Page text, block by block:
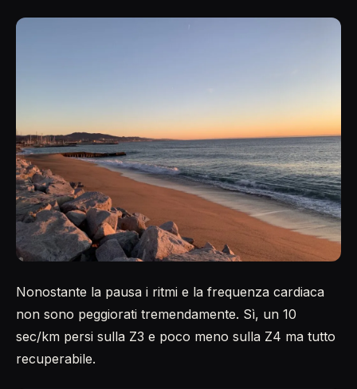
Nonostante la pausa i ritmi e la frequenza cardiaca
non sono peggiorati tremendamente. Sì, un 10
sec/km persi sulla Z3 e poco meno sulla Z4 ma tutto
recuperabile.